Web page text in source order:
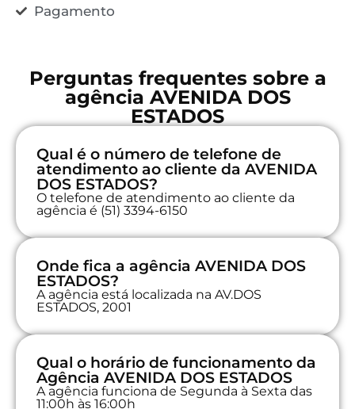
Pagamento
Perguntas frequentes sobre a
agência AVENIDA DOS
ESTADOS
Qual é o número de telefone de
atendimento ao cliente da AVENIDA
DOS ESTADOS?
O telefone de atendimento ao cliente da
agência é (51) 3394-6150
Onde fica a agência AVENIDA DOS
ESTADOS?
A agência está localizada na AV.DOS
ESTADOS, 2001
Qual o horário de funcionamento da
Agência AVENIDA DOS ESTADOS
A agência funciona de Segunda à Sexta das
11:00h às 16:00h